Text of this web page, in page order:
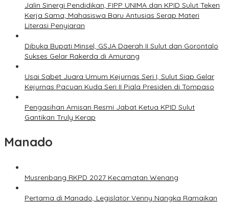
Jalin Sinergi Pendidikan, FIPP UNIMA dan KPID Sulut Teken
Kerja Sama; Mahasiswa Baru Antusias Serap Materi
Literasi Penyiaran
Dibuka Bupati Minsel, GSJA Daerah II Sulut dan Gorontalo
Sukses Gelar Rakerda di Amurang
Usai Sabet Juara Umum Kejurnas Seri I, Sulut Siap Gelar
Kejurnas Pacuan Kuda Seri II Piala Presiden di Tompaso
Pengasihan Amisan Resmi Jabat Ketua KPID Sulut
Gantikan Truly Kerap
Manado
Musrenbang RKPD 2027 Kecamatan Wenang
Pertama di Manado, Legislator Venny Nangka Ramaikan